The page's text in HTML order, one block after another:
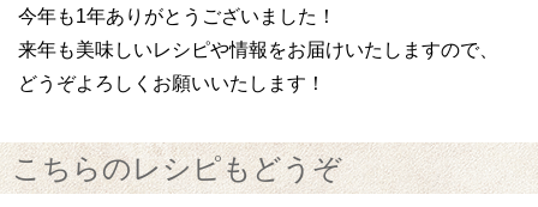
今年も1年ありがとうございました！
来年も美味しいレシピや情報をお届けいたしますので、
どうぞよろしくお願いいたします！
こちらのレシピもどうぞ